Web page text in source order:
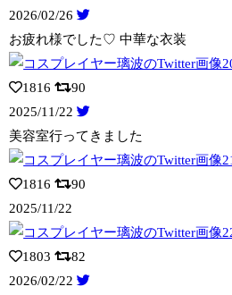
2026/02/26
お疲れ様でした♡ 中華な衣装
1816
90
2025/11/22
美容室行ってきました
1816
90
2025/11/22
1803
82
2026/02/22